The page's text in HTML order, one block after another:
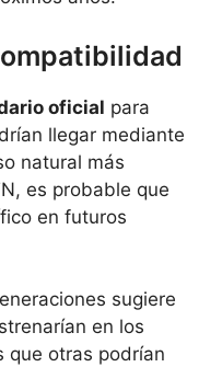
oficial para
llegar mediante
natural más
es probable que
en futuros
sugiere
en los
que otras podrían